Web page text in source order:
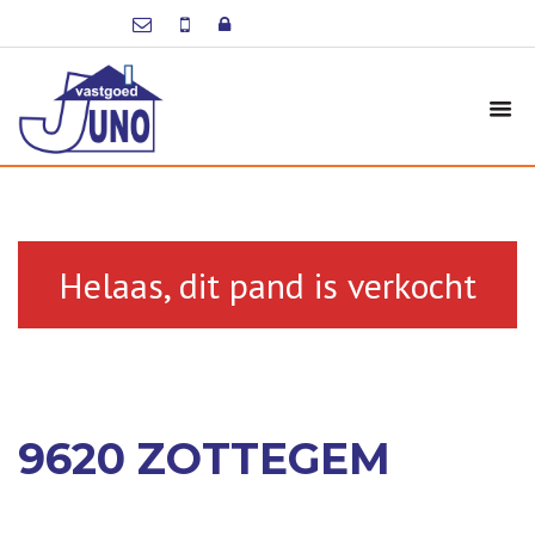
Helaas, dit pand is verkocht
9620 ZOTTEGEM